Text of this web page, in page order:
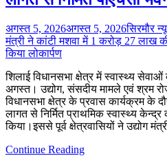
अगस्त 5, 2026अगस्त 5, 2026सिरमौर
मंत्री ने कांटी मशवा में 1 करोड़ 27 लाख
किया लोकार्पण
शिलाई विधानसभा क्षेत्र में स्वास्थ्य
अगस्त। उद्योग, संसदीय मामले एवं श्रम
विधानसभा क्षेत्र के प्रवास कार्यक्रम के
लागत से निर्मित प्राथमिक स्वास्थ्य केन्द्र
किया।इससे पूर्व क्षेत्रवासियों ने उद्योग
Continue Reading